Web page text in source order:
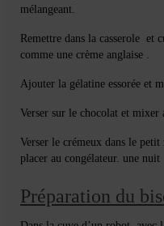
mélangeant.
Remettre dans la casserole et
comme une crème anglaise .
Ajouter la gélatine essorée et
Verser sur le chocolat et mixer
Verser le crémeux dans le
placer au congélateur. une nuit
Préparation du